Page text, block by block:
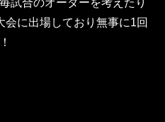
ス
会に出場しており無事に1回